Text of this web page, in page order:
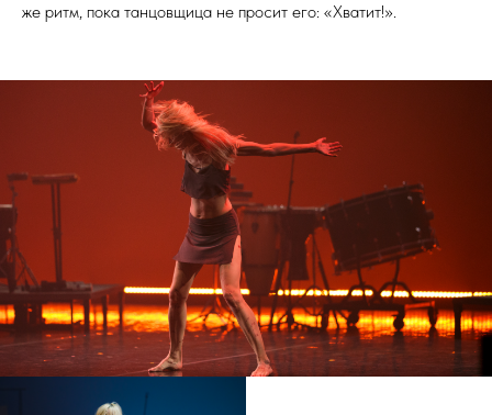
же ритм, пока танцовщица не просит его: «Хватит!».